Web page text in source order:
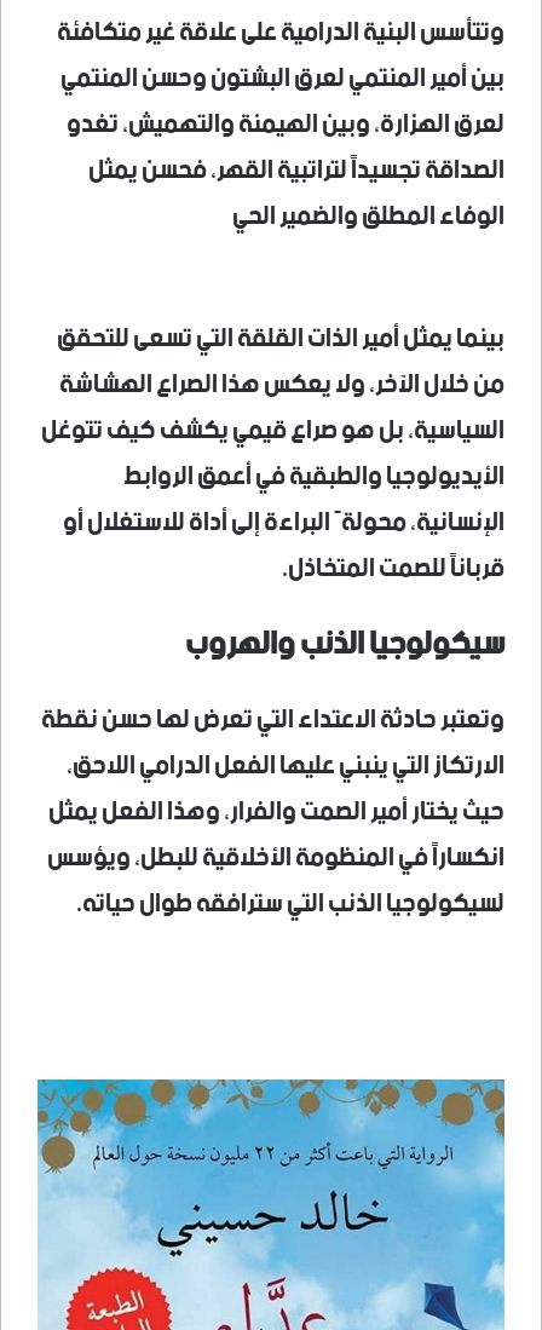
وتتأسس البنية الدرامية على علاقة غير متكافئة
بين أمير المنتمي لعرق البشتون وحسن المنتمي
لعرق الهزارة، وبين الهيمنة والتهميش، تغدو
الصداقة تجسيداً لتراتبية القهر، فحسن يمثل
الوفاء المطلق والضمير الحي
بينما يمثل أمير الذات القلقة التي تسعى للتحقق
من خلال الآخر، ولا يعكس هذا الصراع الهشاشة
السياسية، بل هو صراع قيمي يكشف كيف تتوغل
الأيديولوجيا والطبقية في أعمق الروابط
الإنسانية، محولةً البراءة إلى أداة للاستغلال أو
قرباناً للصمت المتخاذل.
سيكولوجيا الذنب والهروب
وتعتبر حادثة الاعتداء التي تعرض لها حسن نقطة
الارتكاز التي ينبني عليها الفعل الدرامي اللاحق،
حيث يختار أمير الصمت والفرار، وهذا الفعل يمثل
انكساراً في المنظومة الأخلاقية للبطل، ويؤسس
لسيكولوجيا الذنب التي سترافقه طوال حياته.